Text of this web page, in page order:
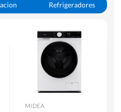
Refrigeradores
Otros
MIDEA